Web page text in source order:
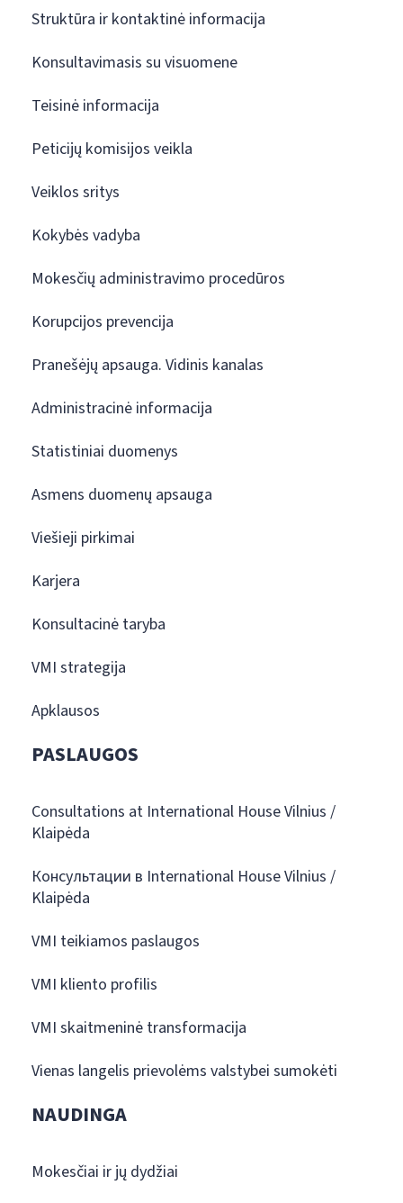
Struktūra ir kontaktinė informacija
Konsultavimasis su visuomene
Teisinė informacija
Peticijų komisijos veikla
Veiklos sritys
Kokybės vadyba
Mokesčių administravimo procedūros
Korupcijos prevencija
Pranešėjų apsauga. Vidinis kanalas
Administracinė informacija
Statistiniai duomenys
Asmens duomenų apsauga
Viešieji pirkimai
Karjera
Konsultacinė taryba
VMI strategija
Apklausos
PASLAUGOS
Consultations at International House Vilnius /
Klaipėda
Консультации в International House Vilnius /
Klaipėda
VMI teikiamos paslaugos
VMI kliento profilis
VMI skaitmeninė transformacija
Vienas langelis prievolėms valstybei sumokėti
NAUDINGA
Mokesčiai ir jų dydžiai